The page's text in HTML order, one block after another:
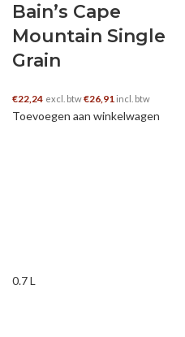
Bain’s Cape
Mountain Single
Grain
€22,24 excl. btw€26,91 incl. btw
Toevoegen aan winkelwagen
0.7 L